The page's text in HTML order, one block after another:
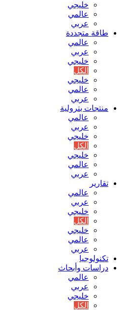
خليجي
عالمي
عربي
طاقة متجددة
عالمي
عربي
خليجي
الكل
خليجي
عالمي
عربي
منتجات بترولية
عالمي
عربي
خليجي
الكل
خليجي
عالمي
عربي
تقارير
عالمي
عربي
خليجي
الكل
خليجي
عالمي
عربي
تكنولوجيا
دراسات وأبحاث
عالمي
عربي
خليجي
الكل